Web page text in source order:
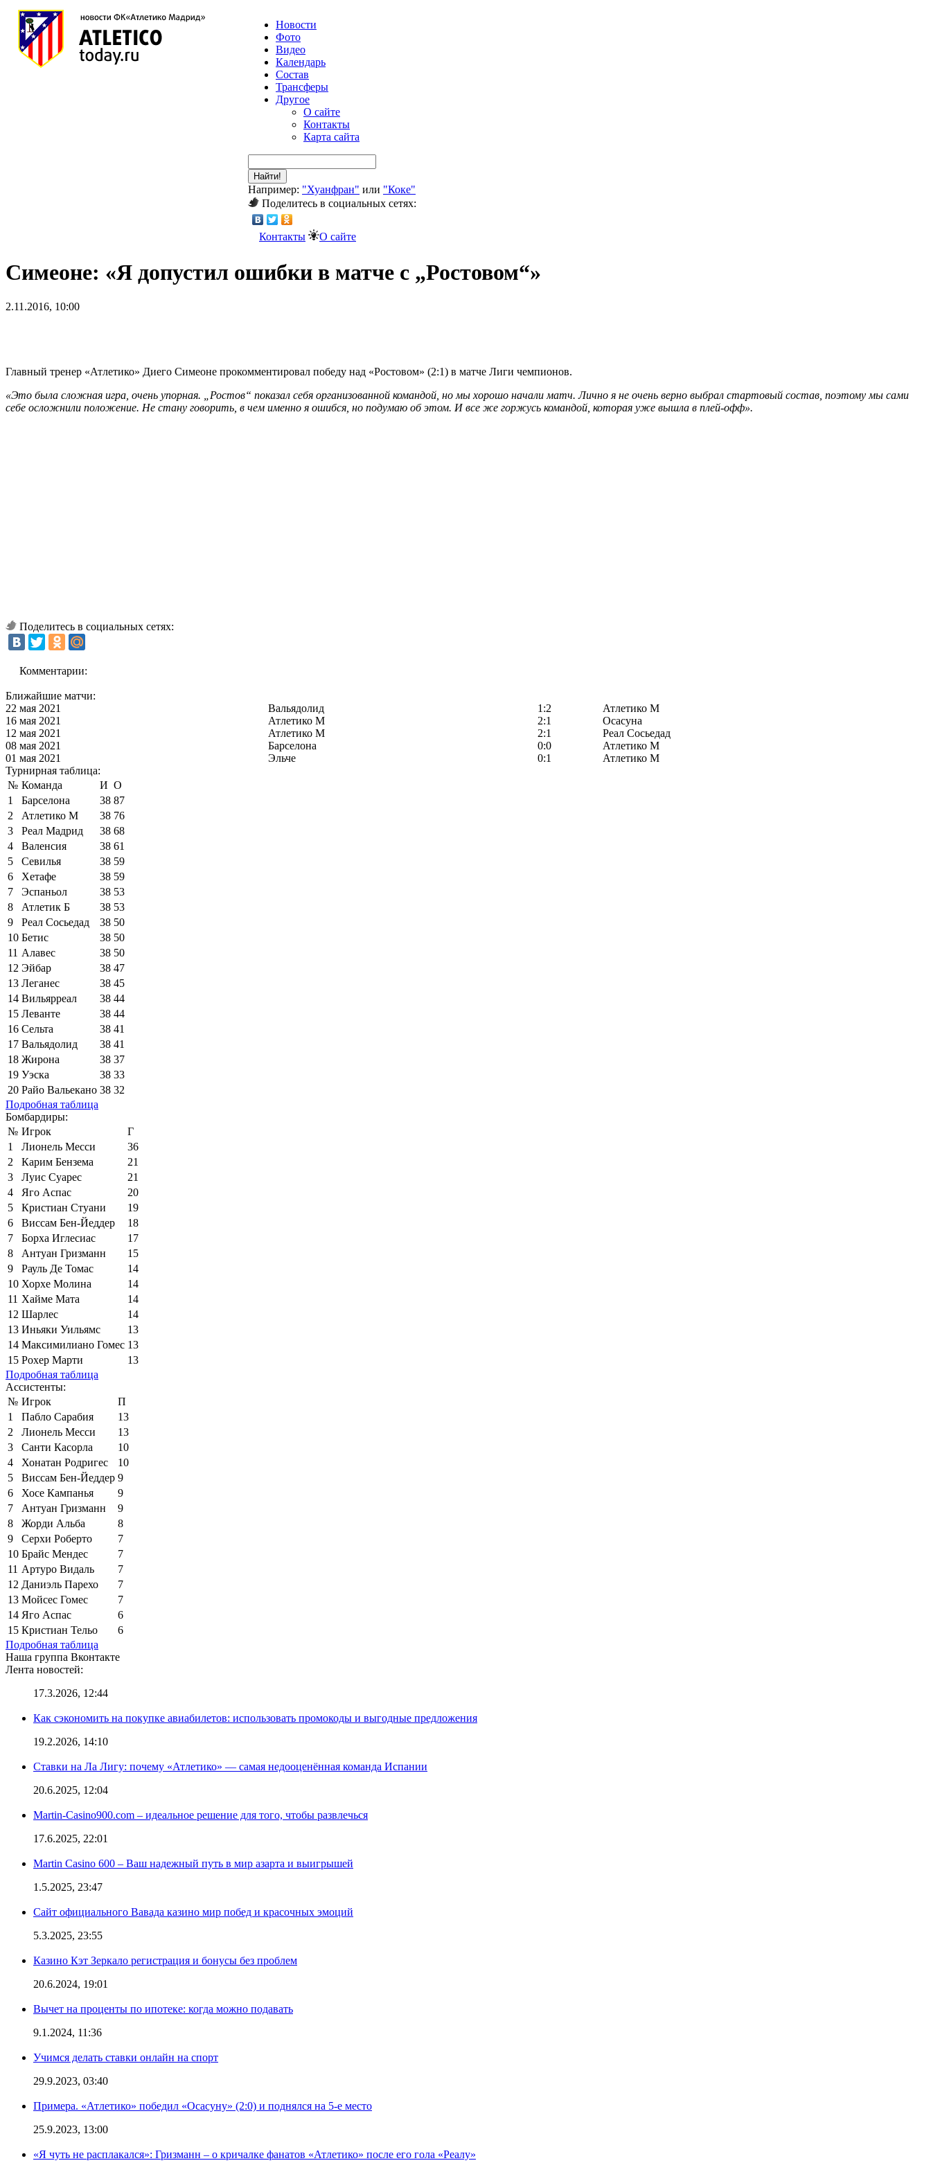
Новости
Фото
Видео
Календарь
Состав
Трансферы
Другое
О сайте
Контакты
Карта сайта
Найти!
Например: "Хуанфран" или "Коке"
Поделитесь в социальных сетях:
Контакты О сайте
Симеоне: «Я допустил ошибки в матче с „Ростовом“»
2.11.2016, 10:00
Главный тренер «Атлетико» Диего Симеоне прокомментировал победу над «Ростовом» (2:1) в матче Лиги чемпионов.
«Это была сложная игра, очень упорная. „Ростов“ показал себя организованной командой, но мы хорошо начали матч. Лично я не очень верно выбрал стартовый состав, поэтому мы сами
себе осложнили положение. Не стану говорить, в чем именно я ошибся, но подумаю об этом. И все же горжусь командой, которая уже вышла в плей-офф».
Поделитесь в социальных сетях:
Комментарии:
Ближайшие матчи:
22 мая 2021
Вальядолид 1:2
Атлетико М
16 мая 2021
Атлетико М 2:1
Осасуна
12 мая 2021
Атлетико М 2:1
Реал Сосьедад
08 мая 2021
Барселона 0:0
Атлетико М
01 мая 2021
Эльче 0:1
Атлетико М
Турнирная таблица:
№ Команда И О
1
Барселона 38 87
2
Атлетико М 38 76
3
Реал Мадрид 38 68
4
Валенсия 38 61
5
Севилья 38 59
6
Хетафе 38 59
7
Эспаньол 38 53
8
Атлетик Б 38 53
9
Реал Сосьедад 38 50
10 Бетис 38 50
11 Алавес 38 50
12 Эйбар 38 47
13 Леганес 38 45
14 Вильярреал 38 44
15 Леванте 38 44
16 Сельта 38 41
17 Вальядолид 38 41
18 Жирона 38 37
19 Уэска 38 33
20 Райо Вальекано 38 32
Подробная таблица
Бомбардиры:
№ Игрок
Г
1
Лионель Месси
36
2
Карим Бензема
21
3
Луис Суарес
21
4
Яго Аспас
20
5
Кристиан Стуани
19
6
Виссам Бен-Йеддер
18
7
Борха Иглесиас
17
8
Антуан Гризманн
15
9
Рауль Де Томас
14
10 Хорхе Молина
14
11 Хайме Мата
14
12 Шарлес
14
13 Иньяки Уильямс
13
14 Максимилиано Гомес 13
15 Рохер Марти
13
Подробная таблица
Ассистенты:
№ Игрок
П
1
Пабло Сарабия
13
2
Лионель Месси
13
3
Санти Касорла
10
4
Хонатан Родригес
10
5
Виссам Бен-Йеддер 9
6
Хосе Кампанья
9
7
Антуан Гризманн
9
8
Жорди Альба
8
9
Серхи Роберто
7
10 Брайс Мендес
7
11 Артуро Видаль
7
12 Даниэль Парехо
7
13 Мойсес Гомес
7
14 Яго Аспас
6
15 Кристиан Тельо
6
Подробная таблица
Наша группа Вконтакте
Лента новостей:
17.3.2026, 12:44
Как сэкономить на покупке авиабилетов: использовать промокоды и выгодные предложения
19.2.2026, 14:10
Ставки на Ла Лигу: почему «Атлетико» — самая недооценённая команда Испании
20.6.2025, 12:04
Martin-Casino900.com – идеальное решение для того, чтобы развлечься
17.6.2025, 22:01
Martin Casino 600 – Ваш надежный путь в мир азарта и выигрышей
1.5.2025, 23:47
Сайт официального Вавада казино мир побед и красочных эмоций
5.3.2025, 23:55
Казино Кэт Зеркало регистрация и бонусы без проблем
20.6.2024, 19:01
Вычет на проценты по ипотеке: когда можно подавать
9.1.2024, 11:36
Учимся делать ставки онлайн на спорт
29.9.2023, 03:40
Примера. «Атлетико» победил «Осасуну» (2:0) и поднялся на 5-е место
25.9.2023, 13:00
«Я чуть не расплакался»: Гризманн – о кричалке фанатов «Атлетико» после его гола «Реалу»